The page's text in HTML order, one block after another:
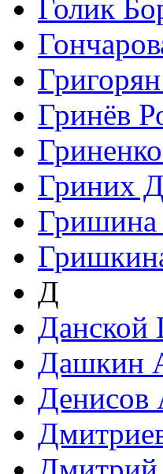
Голик
Гринёв
Гриних
Д
Данской
Дашкин
Денисов